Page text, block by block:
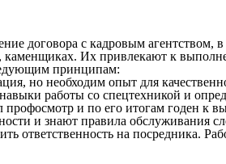
договора с кадровым агентством,
каменщиках. Их привлекают к
принципам:
но необходим опыт для
работы со спецтехникой и
профосмотр и по его итогам годен к
и знают правила обслуживания
ответственность на посредника.